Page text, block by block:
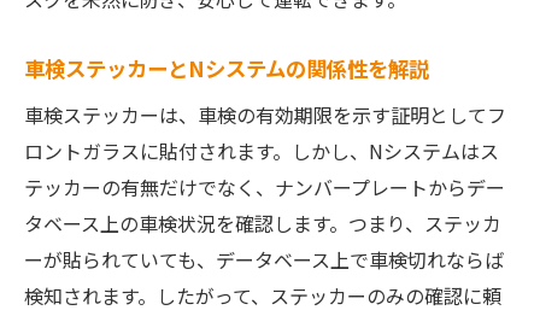
車検ステッカーとNシステムの関係性を解説
車検ステッカーは、車検の有効期限を示す証明としてフ
ロントガラスに貼付されます。しかし、Nシステムはス
テッカーの有無だけでなく、ナンバープレートからデー
タベース上の車検状況を確認します。つまり、ステッカ
ーが貼られていても、データベース上で車検切れならば
検知されます。したがって、ステッカーのみの確認に頼